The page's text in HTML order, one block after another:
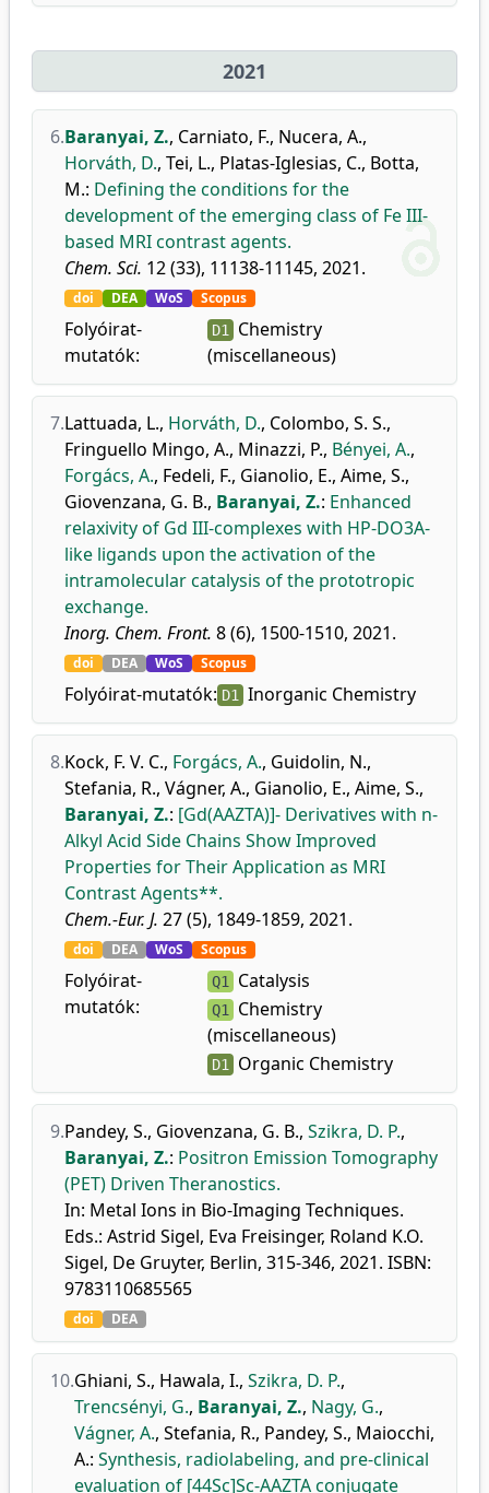
2021
6.Baranyai, Z., Carniato, F., Nucera, A.,
Horváth, D., Tei, L., Platas-Iglesias, C., Botta,
M.: Defining the conditions for the
development of the emerging class of Fe III-
based MRI contrast agents.
Chem. Sci. 12 (33), 11138-11145, 2021.
doi DEA WoS Scopus
Folyóirat-
mutatók:
D1 Chemistry
(miscellaneous)
7.Lattuada, L., Horváth, D., Colombo, S. S.,
Fringuello Mingo, A., Minazzi, P., Bényei, A.,
Forgács, A., Fedeli, F., Gianolio, E., Aime, S.,
Giovenzana, G. B., Baranyai, Z.: Enhanced
relaxivity of Gd III-complexes with HP-DO3A-
like ligands upon the activation of the
intramolecular catalysis of the prototropic
exchange.
Inorg. Chem. Front. 8 (6), 1500-1510, 2021.
doi DEA WoS Scopus
Folyóirat-mutatók: D1 Inorganic Chemistry
8.Kock, F. V. C., Forgács, A., Guidolin, N.,
Stefania, R., Vágner, A., Gianolio, E., Aime, S.,
Baranyai, Z.: [Gd(AAZTA)]- Derivatives with n-
Alkyl Acid Side Chains Show Improved
Properties for Their Application as MRI
Contrast Agents**.
Chem.-Eur. J. 27 (5), 1849-1859, 2021.
doi DEA WoS Scopus
Folyóirat-
mutatók:
Q1 Catalysis
Q1 Chemistry
(miscellaneous)
D1 Organic Chemistry
9.Pandey, S., Giovenzana, G. B., Szikra, D. P.,
Baranyai, Z.: Positron Emission Tomography
(PET) Driven Theranostics.
In: Metal Ions in Bio-Imaging Techniques.
Eds.: Astrid Sigel, Eva Freisinger, Roland K.O.
Sigel, De Gruyter, Berlin, 315-346, 2021. ISBN:
9783110685565
doi DEA
10.Ghiani, S., Hawala, I., Szikra, D. P.,
Trencsényi, G., Baranyai, Z., Nagy, G.,
Vágner, A., Stefania, R., Pandey, S., Maiocchi,
A.: Synthesis, radiolabeling, and pre-clinical
evaluation of [44Sc]Sc-AAZTA conjugate